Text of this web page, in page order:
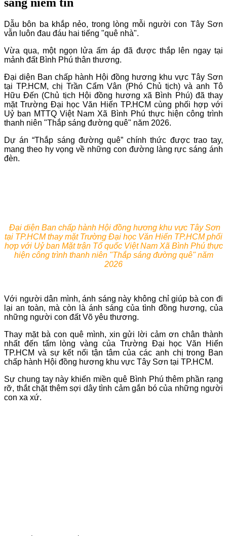
Dẫu bôn ba khắp nẻo, trong lòng mỗi người con Tây Sơn
vẫn luôn đau đáu hai tiếng "quê nhà".
Vừa qua, một ngọn lửa ấm áp đã được thắp lên ngay tại
mảnh đất Bình Phú thân thương.
Đại diện Ban chấp hành Hội đồng hương khu vực Tây Sơn
tại TP.HCM, chị Trần Cẩm Vân (Phó Chủ tịch) và anh Tô
Hữu Đến (Chủ tịch Hội đồng hương xã Bình Phú) đã thay
mặt Trường Đại học Văn Hiến TP.HCM cùng phối hợp với
Uỷ ban MTTQ Việt Nam Xã Bình Phú thực hiện công trình
thanh niên "Thắp sáng đường quê" năm 2026.
Dự án “Thắp sáng đường quê” chính thức được trao tay,
mang theo hy vọng về những con đường làng rực sáng ánh
đèn.
Đại diện Ban chấp hành Hội đồng hương khu vực Tây Sơn
tại TP.HCM thay mặt Trường Đại học Văn Hiến TP.HCM phối
hợp với Uỷ ban Mặt trận Tổ quốc Việt Nam Xã Bình Phú thực
hiện công trình thanh niên "Thắp sáng đường quê" năm
2026
Với người dân mình, ánh sáng này không chỉ giúp bà con đi
lại an toàn, mà còn là ánh sáng của tình đồng hương, của
những người con đất Võ yêu thương.
Thay mặt bà con quê mình, xin gửi lời cảm ơn chân thành
nhất đến tấm lòng vàng của Trường Đại học Văn Hiến
TP.HCM và sự kết nối tận tâm của các anh chị trong Ban
chấp hành Hội đồng hương khu vực Tây Sơn tại TP.HCM.
Sự chung tay này khiến miền quê Bình Phú thêm phần rạng
rỡ, thắt chặt thêm sợi dây tình cảm gắn bó của những người
con xa xứ.